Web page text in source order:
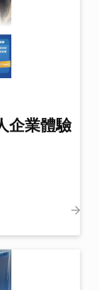
企業體驗